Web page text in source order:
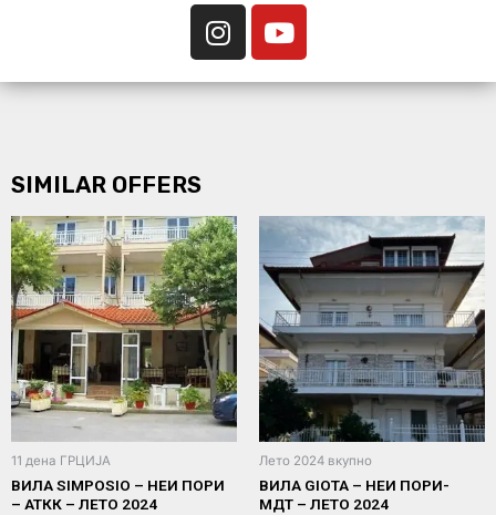
SIMILAR OFFERS
11 дена ГРЦИЈА
ВИЛА SIMPOSIO – НЕИ ПОРИ
– АТКК – ЛЕТО 2024
Лето 2024 вкупно
ВИЛА GIOTA – НЕИ ПОРИ-
МДТ – ЛЕТО 2024